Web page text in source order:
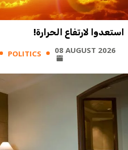
استعدوا لارتفاع الحرارة!
POLITICS 08 AUGUST 2026